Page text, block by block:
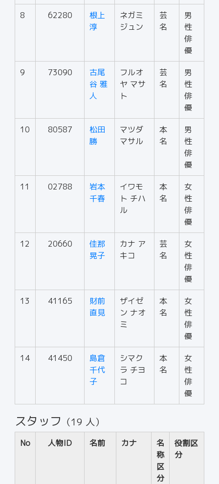
8 62280
根上
淳
ネガミ
ジュン
芸
名
男
性
俳
優
9 73090
古尾
谷 雅
人
フルオ
ヤ マサ
ト
芸
名
男
性
俳
優
10 80587
松田
勝
マツダ
マサル
本
名
男
性
俳
優
11 02788
岩本
千春
イワモ
ト チハ
ル
本
名
女
性
俳
優
12 20660
佳那
晃子
カナ ア
キコ
芸
名
女
性
俳
優
13 41165
財前
直見
ザイゼ
ン ナオ
ミ
本
名
女
性
俳
優
14 41450
島倉
千代
子
シマク
ラ チヨ
コ
本
名
女
性
俳
優
スタッフ （19 人）
No 人物ID 名前 カナ
名
称
区
分
役割区
分